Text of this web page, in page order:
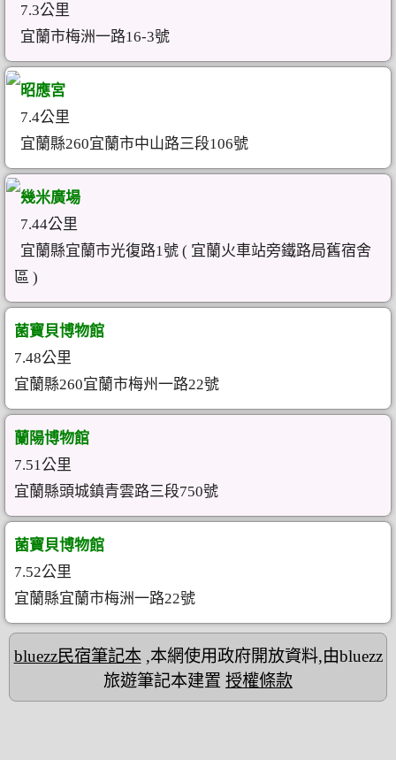
7.3公里
宜蘭市梅洲一路16-3號
昭應宮
7.4公里
宜蘭縣260宜蘭市中山路三段106號
幾米廣場
7.44公里
宜蘭縣宜蘭市光復路1號 ( 宜蘭火車站旁鐵路局舊宿舍
區 )
菌寶貝博物館
7.48公里
宜蘭縣260宜蘭市梅州一路22號
蘭陽博物館
7.51公里
宜蘭縣頭城鎮青雲路三段750號
菌寶貝博物館
7.52公里
宜蘭縣宜蘭市梅洲一路22號
bluezz民宿筆記本,本網使用政府開放資料,由bluezz
旅遊筆記本建置 授權條款